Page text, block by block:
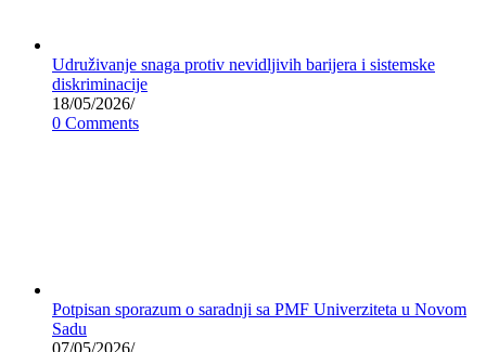
Udruživanje snaga protiv nevidljivih barijera i sistemske
diskriminacije
18/05/2026/
0 Comments
Potpisan sporazum o saradnji sa PMF Univerziteta u Novom
Sadu